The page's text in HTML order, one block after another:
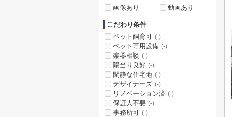
画像あり
動画あり
こだわり条件
ペット飼育可 (-)
ペット専用設備 (-)
楽器相談 (-)
陽当り良好 (-)
閑静な住宅地 (-)
デザイナーズ (-)
リノベーション済 (-)
保証人不要 (-)
事務所可 (-)